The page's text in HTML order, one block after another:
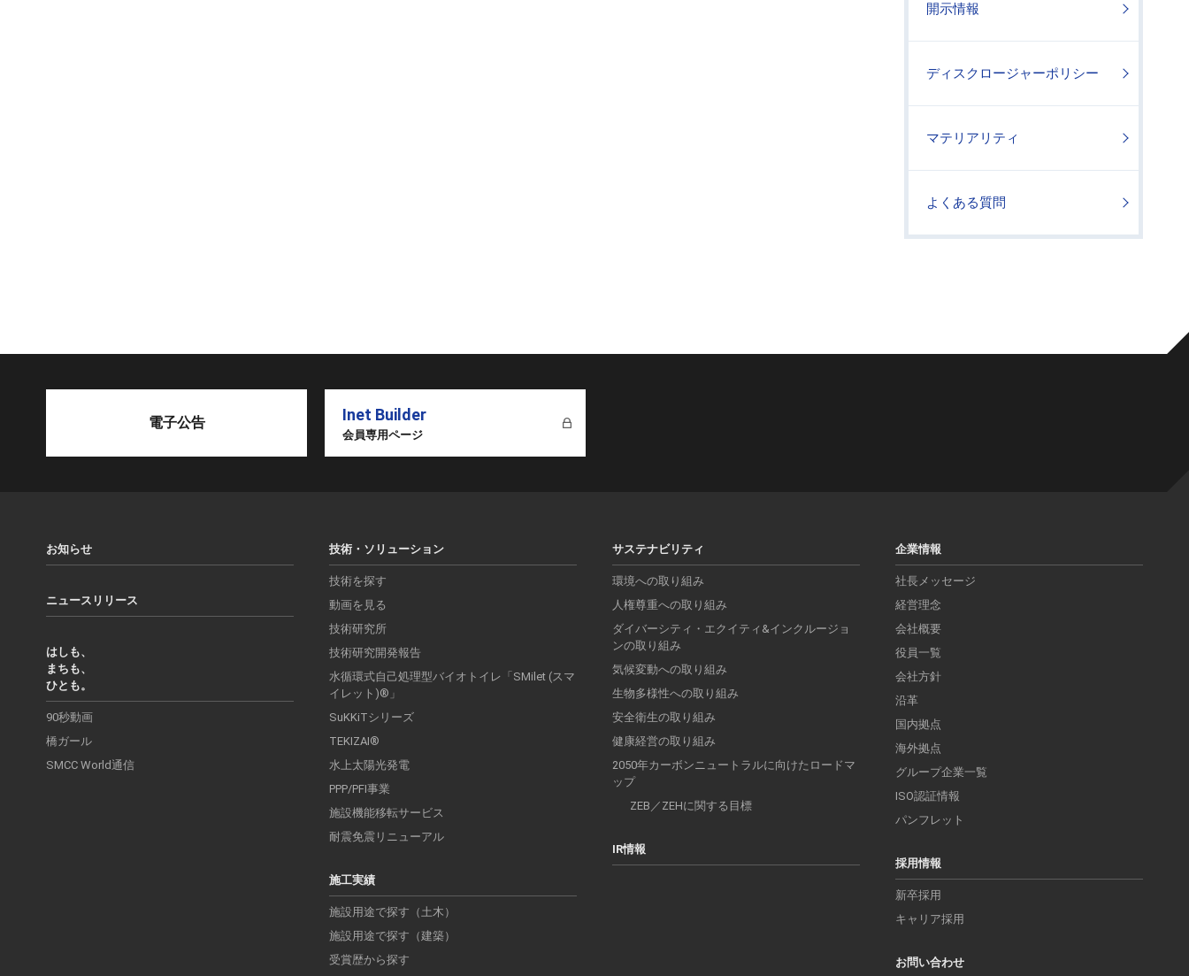
開示情報
ディスクロージャーポリシー
マテリアリティ
よくある質問
電子公告 Inet Builder
会員専用ページ
お知らせ
ニュースリリース
はしも、
まちも、
ひとも。
90秒動画
橋ガール
SMCC World通信
技術・ソリューション
技術を探す
動画を見る
技術研究所
技術研究開発報告
水循環式自己処理型バイオトイレ「SMilet (スマ
イレット)®」
SuKKiTシリーズ
TEKIZAI®
水上太陽光発電
PPP/PFI事業
施設機能移転サービス
耐震免震リニューアル
施工実績
施設用途で探す（土木）
施設用途で探す（建築）
受賞歴から探す
サステナビリティ
環境への取り組み
人権尊重への取り組み
ダイバーシティ・エクイティ&インクルージョ
ンの取り組み
気候変動への取り組み
生物多様性への取り組み
安全衛生の取り組み
健康経営の取り組み
2050年カーボンニュートラルに向けたロードマ
ップ
ZEB／ZEHに関する目標
IR情報
企業情報
社長メッセージ
経営理念
会社概要
役員一覧
会社方針
沿革
国内拠点
海外拠点
グループ企業一覧
ISO認証情報
パンフレット
採用情報
新卒採用
キャリア採用
お問い合わせ